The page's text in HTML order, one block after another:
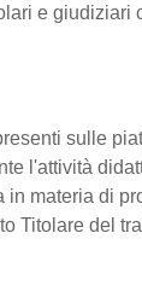
e
sulle
l'attività
materia di
Titolare del